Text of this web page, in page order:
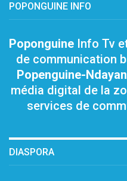
POPONGUINE INFO
Poponguine Info Tv
de communication
Popenguine-
média digital de la
services de
DIASPORA